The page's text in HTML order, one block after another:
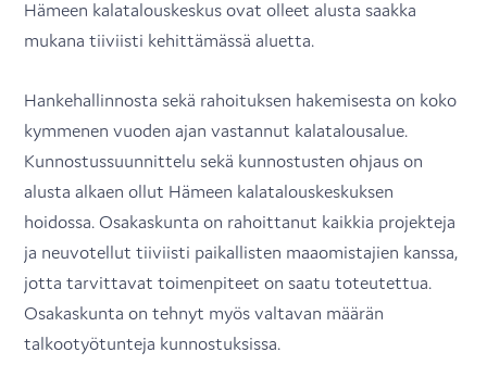
Hämeen kalatalouskeskus ovat olleet alusta saakka
mukana tiiviisti kehittämässä aluetta.
Hankehallinnosta sekä rahoituksen hakemisesta on koko
kymmenen vuoden ajan vastannut kalatalousalue.
Kunnostussuunnittelu sekä kunnostusten ohjaus on
alusta alkaen ollut Hämeen kalatalouskeskuksen
hoidossa. Osakaskunta on rahoittanut kaikkia projekteja
ja neuvotellut tiiviisti paikallisten maaomistajien kanssa,
jotta tarvittavat toimenpiteet on saatu toteutettua.
Osakaskunta on tehnyt myös valtavan määrän
talkootyötunteja kunnostuksissa.